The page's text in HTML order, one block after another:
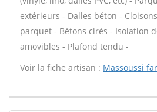
extérieurs - Dalles béton -
parquet - Bétons cirés - Isolation
amovibles - Plafond tendu -
Voir la fiche artisan : Massoussi